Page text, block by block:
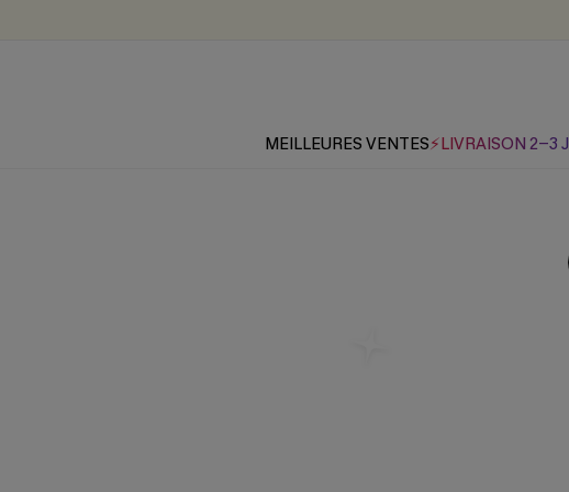
MEILLEURES VENTES⚡LIVRAISON 2-3 J